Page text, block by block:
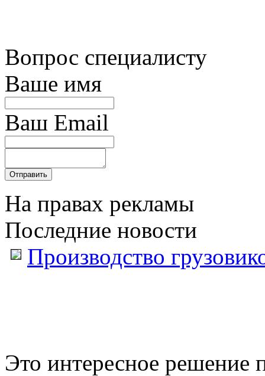
Вопрос специалисту
Ваше имя
Ваш Email
На правах рекламы
Последние новости
Производство
Это интересное решение